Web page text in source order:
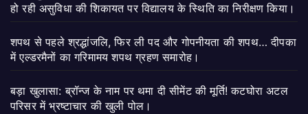
हो रही असुविधा की शिकायत पर विद्यालय के स्थिति का निरीक्षण किया।
शपथ से पहले श्रद्धांजलि, फिर ली पद और गोपनीयता की शपथ… दीपका
में एल्डरमैनों का गरिमामय शपथ ग्रहण समारोह।
बड़ा खुलासा: ब्रॉन्ज के नाम पर थमा दी सीमेंट की मूर्ति! कटघोरा अटल
परिसर में भ्रष्टाचार की खुली पोल।